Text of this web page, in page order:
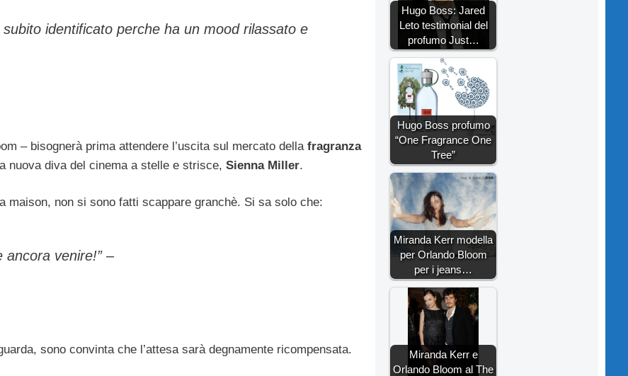
identificato perche ha un mood rilassato e
– bisognerà prima attendere l’uscita sul mercato della fragranza
nuova diva del cinema a stelle e strisce, Sienna Miller.
maison, non si sono fatti scappare granchè. Si sa solo che:
ancora venire!”–
sono convinta che l’attesa sarà degnamente ricompensata.
Hugo Boss: Jared
Leto testimonial del
profumo Just…
Hugo Boss profumo
“One Fragrance One
Tree”
Miranda Kerr modella
per Orlando Bloom
per i jeans…
Miranda Kerr e
Orlando Bloom al The